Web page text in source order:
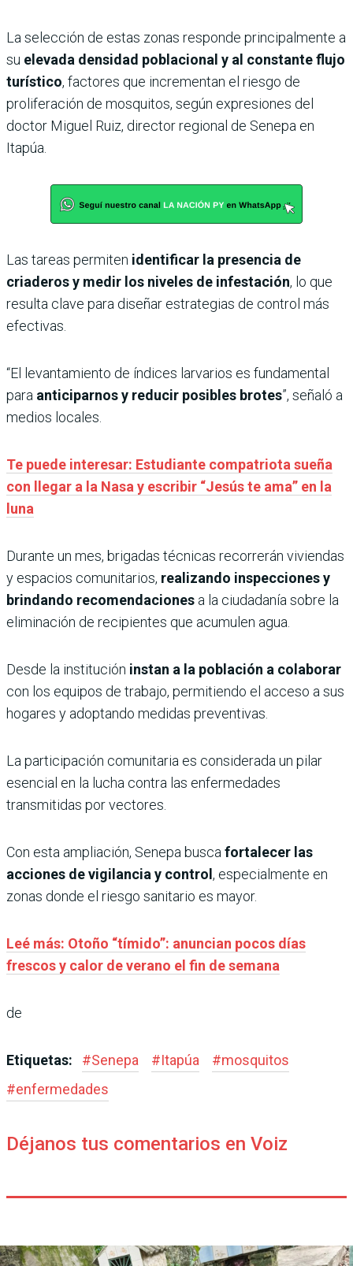
La selección de estas zonas responde principalmente a
su elevada densidad poblacional y al constante flujo
turístico, factores que incrementan el riesgo de
proliferación de mosquitos, según expresiones del
doctor Miguel Ruiz, director regional de Senepa en
Itapúa.
Las tareas permiten identificar la presencia de
criaderos y medir los niveles de infestación, lo que
resulta clave para diseñar estrategias de control más
efectivas.
“El levantamiento de índices larvarios es fundamental
para anticiparnos y reducir posibles brotes”, señaló a
medios locales.
Te puede interesar: Estudiante compatriota sueña
con llegar a la Nasa y escribir “Jesús te ama” en la
luna
Durante un mes, brigadas técnicas recorrerán viviendas
y espacios comunitarios, realizando inspecciones y
brindando recomendaciones a la ciudadanía sobre la
eliminación de recipientes que acumulen agua.
Desde la institución instan a la población a colaborar
con los equipos de trabajo, permitiendo el acceso a sus
hogares y adoptando medidas preventivas.
La participación comunitaria es considerada un pilar
esencial en la lucha contra las enfermedades
transmitidas por vectores.
Con esta ampliación, Senepa busca fortalecer las
acciones de vigilancia y control , especialmente en
zonas donde el riesgo sanitario es mayor.
Leé más: Otoño “tímido”: anuncian pocos días
frescos y calor de verano el fin de semana
de
Etiquetas: #Senepa #Itapúa #mosquitos
#enfermedades
Déjanos tus comentarios en Voiz